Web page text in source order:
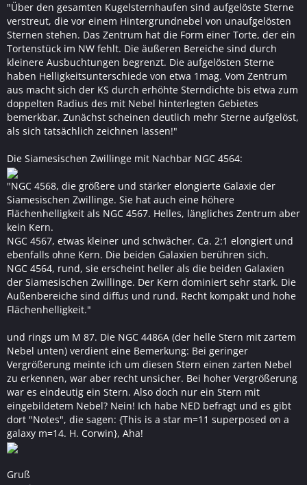
"Über den gesamten Kugelsternhaufen sind aufgelöste Sterne
verstreut, die vor einem Hintergrundnebel von unaufgelösten
Sternen stehen. Das Zentrum hat die Form einer Torte, der ein
Tortenstück im NW fehlt. Die äußeren Bereiche sind durch
kleinere Ausbuchtungen begrenzt. Die aufgelösten Sterne
haben Helligkeitsunterschiede von etwa 1mag. Vom Zentrum
aus macht sich der KS durch erhöhte Sterndichte bis etwa zum
doppelten Radius des mit Nebel hinterlegten Gebietes
bemerkbar. Zunächst scheinen deutlich mehr Sterne aufgelöst,
als sich tatsächlich zeichnen lassen!"
Die Siamesischen Zwillinge mit Nachbar NGC 4564:
"NGC 4568, die größere und stärker elongierte Galaxie der
Siamesischen Zwillinge. Sie hat auch eine höhere
Flächenhelligkeit als NGC 4567. Helles, längliches Zentrum aber
kein Kern.
NGC 4567, etwas kleiner und schwächer. Ca. 2:1 elongiert und
ebenfalls ohne Kern. Die beiden Galaxien berühren sich.
NGC 4564, rund, sie erscheint heller als die beiden Galaxien
der Siamesischen Zwillinge. Der Kern dominiert sehr stark. Die
Außenbereiche sind diffus und rund. Recht kompakt und hohe
Flächenhelligkeit."
und rings um M 87. Die NGC 4486A (der helle Stern mit zartem
Nebel unten) verdient eine Bemerkung: Bei geringer
Vergrößerung meinte ich um diesen Stern einen zarten Nebel
zu erkennen, war aber recht unsicher. Bei hoher Vergrößerung
war es eindeutig ein Stern. Also doch nur ein Stern mit
eingebildetem Nebel? Nein! Ich habe NED befragt und es gibt
dort "Notes", die sagen: {This is a star m=11 superposed on a
galaxy m=14. H. Corwin}, Aha!
Gruß